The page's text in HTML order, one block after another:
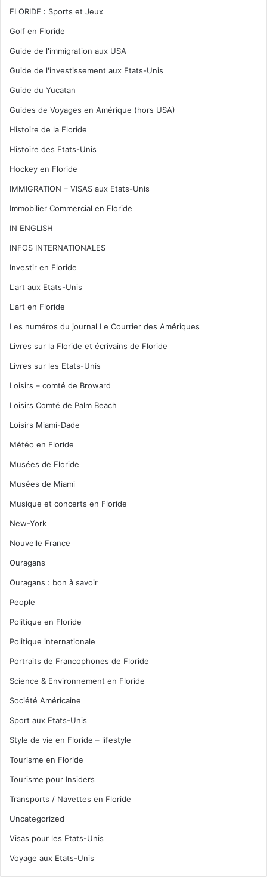
FLORIDE : Sports et Jeux
Golf en Floride
Guide de l'immigration aux USA
Guide de l'investissement aux Etats-Unis
Guide du Yucatan
Guides de Voyages en Amérique (hors USA)
Histoire de la Floride
Histoire des Etats-Unis
Hockey en Floride
IMMIGRATION – VISAS aux Etats-Unis
Immobilier Commercial en Floride
IN ENGLISH
INFOS INTERNATIONALES
Investir en Floride
L'art aux Etats-Unis
L'art en Floride
Les numéros du journal Le Courrier des Amériques
Livres sur la Floride et écrivains de Floride
Livres sur les Etats-Unis
Loisirs – comté de Broward
Loisirs Comté de Palm Beach
Loisirs Miami-Dade
Météo en Floride
Musées de Floride
Musées de Miami
Musique et concerts en Floride
New-York
Nouvelle France
Ouragans
Ouragans : bon à savoir
People
Politique en Floride
Politique internationale
Portraits de Francophones de Floride
Science & Environnement en Floride
Société Américaine
Sport aux Etats-Unis
Style de vie en Floride – lifestyle
Tourisme en Floride
Tourisme pour Insiders
Transports / Navettes en Floride
Uncategorized
Visas pour les Etats-Unis
Voyage aux Etats-Unis